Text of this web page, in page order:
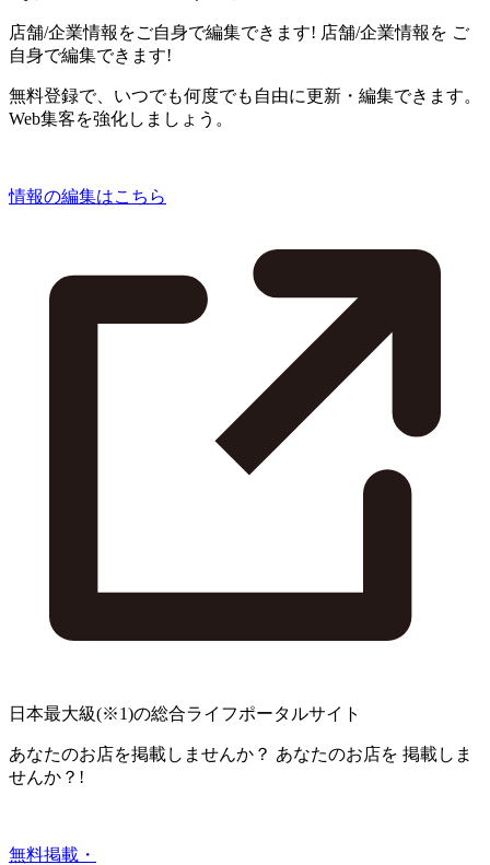
店舗/企業情報をご自身で編集できます! 店舗/企業情報を ご
自身で編集できます!
無料登録で、いつでも何度でも自由に更新・編集できます。
Web集客を強化しましょう。
情報の編集はこちら
日本最大級(※1)の総合ライフポータルサイト
あなたのお店を掲載しませんか？ あなたのお店を 掲載しま
せんか？!
無料掲載・